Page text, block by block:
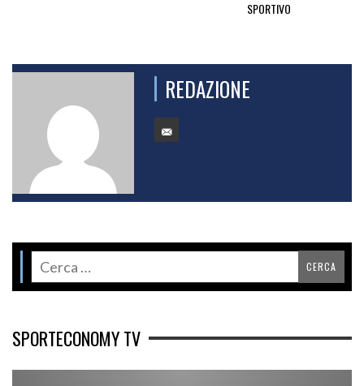
SPORTIVO
REDAZIONE
SPORTECONOMY TV